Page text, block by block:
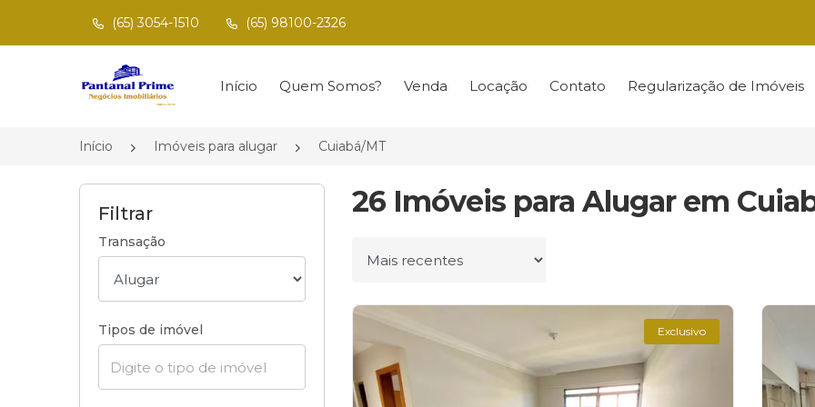
(65) 3054-1510 (65) 98100-2326
Página inicial
Início Quem Somos? Venda Locação Contato Regularização de Imóveis
Início Imóveis para alugar Cuiabá/MT
Filtrar
Transação
Tipos de imóvel
26 Imóveis para Alugar em
Ordenar por
Exclusivo